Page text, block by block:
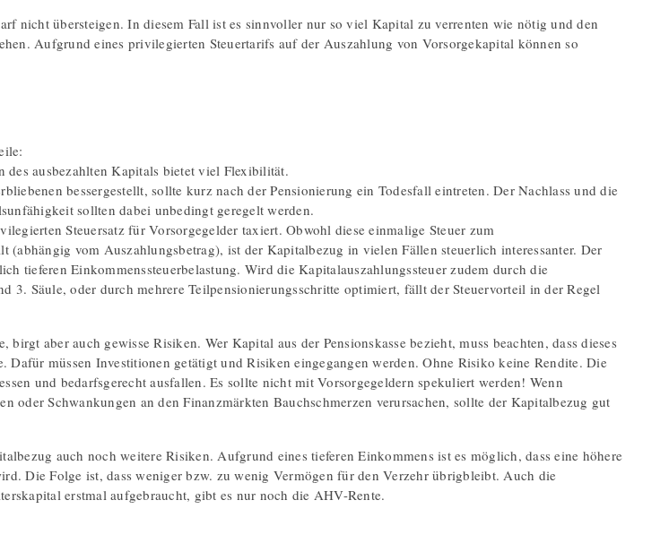
nicht übersteigen. In diesem Fall ist es sinnvoller nur so viel Kapital zu verrenten wie nötig und den
Aufgrund eines privilegierten Steuertarifs auf der Auszahlung von Vorsorgekapital können so
ausbezahlten Kapitals bietet viel Flexibilität.
bessergestellt, sollte kurz nach der Pensionierung ein Todesfall eintreten. Der Nachlass und die
sollten dabei unbedingt geregelt werden.
Steuersatz für Vorsorgegelder taxiert. Obwohl diese einmalige Steuer zum
(abhängig vom Auszahlungsbetrag), ist der Kapitalbezug in vielen Fällen steuerlich interessanter. Der
tieferen Einkommenssteuerbelastung. Wird die Kapitalauszahlungssteuer zudem durch die
3. Säule, oder durch mehrere Teilpensionierungsschritte optimiert, fällt der Steuervorteil in der Regel
aber auch gewisse Risiken. Wer Kapital aus der Pensionskasse bezieht, muss beachten, dass dieses
Dafür müssen Investitionen getätigt und Risiken eingegangen werden. Ohne Risiko keine Rendite. Die
und bedarfsgerecht ausfallen. Es sollte nicht mit Vorsorgegeldern spekuliert werden! Wenn
oder Schwankungen an den Finanzmärkten Bauchschmerzen verursachen, sollte der Kapitalbezug gut
auch noch weitere Risiken. Aufgrund eines tieferen Einkommens ist es möglich, dass eine höhere
Die Folge ist, dass weniger bzw. zu wenig Vermögen für den Verzehr übrigbleibt. Auch die
erstmal aufgebraucht, gibt es nur noch die AHV-Rente.